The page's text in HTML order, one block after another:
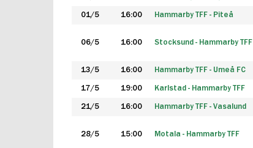
01/5 16:00 Hammarby TFF - Piteå
06/5 16:00 Stocksund - Hammarby TFF
13/5 16:00 Hammarby TFF - Umeå FC
17/5 19:00 Karlstad - Hammarby TFF
21/5 16:00 Hammarby TFF - Vasalund
28/5 15:00 Motala - Hammarby TFF